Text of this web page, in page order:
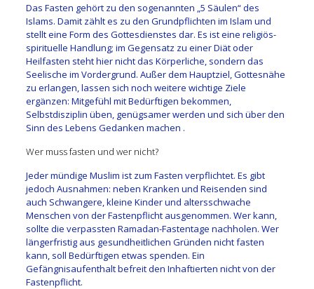
Das Fasten gehört zu den sogenannten „5 Säulen“ des
Islams. Damit zählt es zu den Grundpflichten im Islam und
stellt eine Form des Gottesdienstes dar. Es ist eine religiös-
spirituelle Handlung; im Gegensatz zu einer Diät oder
Heilfasten steht hier nicht das Körperliche, sondern das
Seelische im Vordergrund. Außer dem Hauptziel, Gottesnähe
zu erlangen, lassen sich noch weitere wichtige Ziele
ergänzen: Mitgefühl mit Bedürftigen bekommen,
Selbstdisziplin üben, genügsamer werden und sich über den
Sinn des Lebens Gedanken machen .
Wer muss fasten und wer nicht?
Jeder mündige Muslim ist zum Fasten verpflichtet. Es gibt
jedoch Ausnahmen: neben Kranken und Reisenden sind
auch Schwangere, kleine Kinder und altersschwache
Menschen von der Fastenpflicht ausgenommen. Wer kann,
sollte die verpassten Ramadan-Fastentage nachholen. Wer
längerfristig aus gesundheitlichen Gründen nicht fasten
kann, soll Bedürftigen etwas spenden. Ein
Gefängnisaufenthalt befreit den Inhaftierten nicht von der
Fastenpflicht.